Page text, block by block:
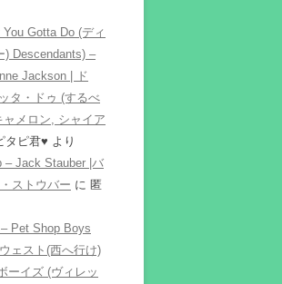
You Gotta Do (ディ
) Descendants) –
Jackson | ド
タ・ドゥ (するべ
メロン, シャイア
タピ君♥️ より
– Jack Stauber |バ
ストウバー に 匿
– Pet Shop Boys
ェスト(西へ行け)
ーイズ (ヴィレッ